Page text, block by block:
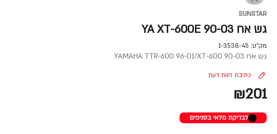
SUNSTAR
גש אח YA XT-600E 90-03
מק"ט: 1-3538-45
גש אח YAMAHA TTR-600 96-01/XT-600 90-03
כתיבת חוות דעת
₪201
לבדיקת מלאי בסניפים